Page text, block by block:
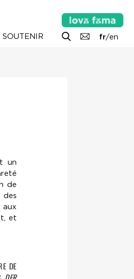
fr/en
SOUTENIR
un
de
des
aux
et
DE